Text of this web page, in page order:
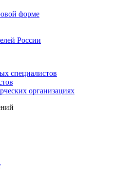
форме
России
специалистов
организациях